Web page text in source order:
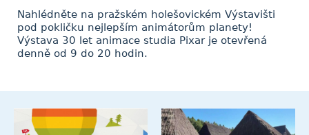
Nahlédněte na pražském holešovickém Výstavišti
pod pokličku nejlepším animátorům planety!
Výstava 30 let animace studia Pixar je otevřená
denně od 9 do 20 hodin.